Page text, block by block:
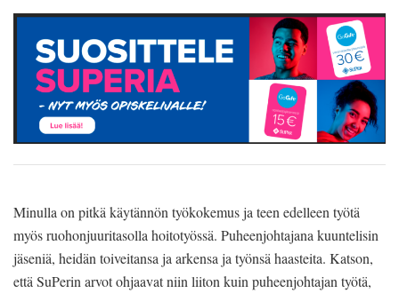
Minulla on pitkä käytännön työkokemus ja teen edelleen työtä
myös ruohonjuuritasolla hoitotyössä. Puheenjohtajana kuuntelisin
jäseniä, heidän toiveitansa ja arkensa ja työnsä haasteita. Katson,
että SuPerin arvot ohjaavat niin liiton kuin puheenjohtajan työtä,